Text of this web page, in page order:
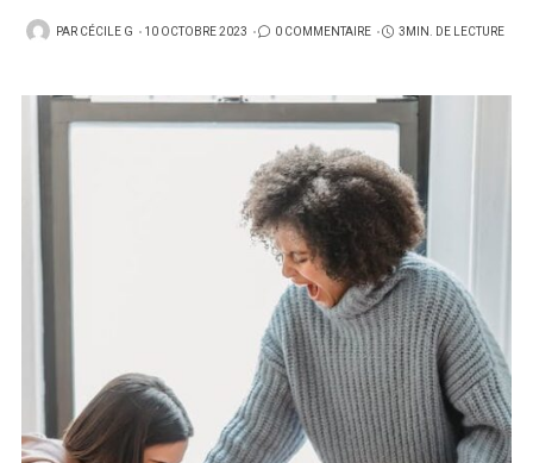
PAR CÉCILE G
PUBLIÉ
10 OCTOBRE 2023 0 COMMENTAIRE 3MIN. DE LECTURE